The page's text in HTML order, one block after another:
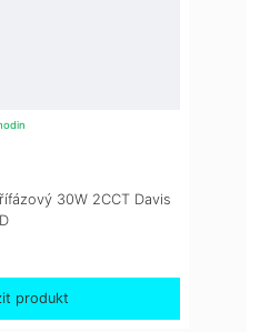
30W 2CCT Davis
produkt